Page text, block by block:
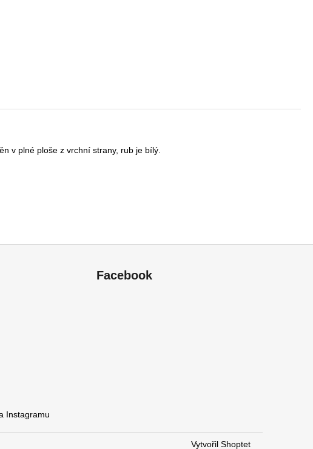
v plné ploše z vrchní strany, rub je bílý.
Instagramu
Facebook
Vytvořil Shoptet